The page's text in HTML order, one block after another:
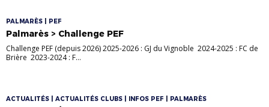
PALMARÈS | PEF
Palmarès > Challenge PEF
Challenge PEF (depuis 2026) 2025-2026 : GJ du Vignoble 2024-2025 : FC de
Brière 2023-2024 : F...
ACTUALITÉS | ACTUALITÉS CLUBS | INFOS PEF | PALMARÈS